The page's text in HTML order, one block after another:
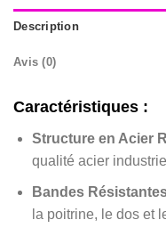
Description
Avis (0)
Caractéristiques :
Structure en Acier
qualité acier
Bandes
la poitrine, le dos et